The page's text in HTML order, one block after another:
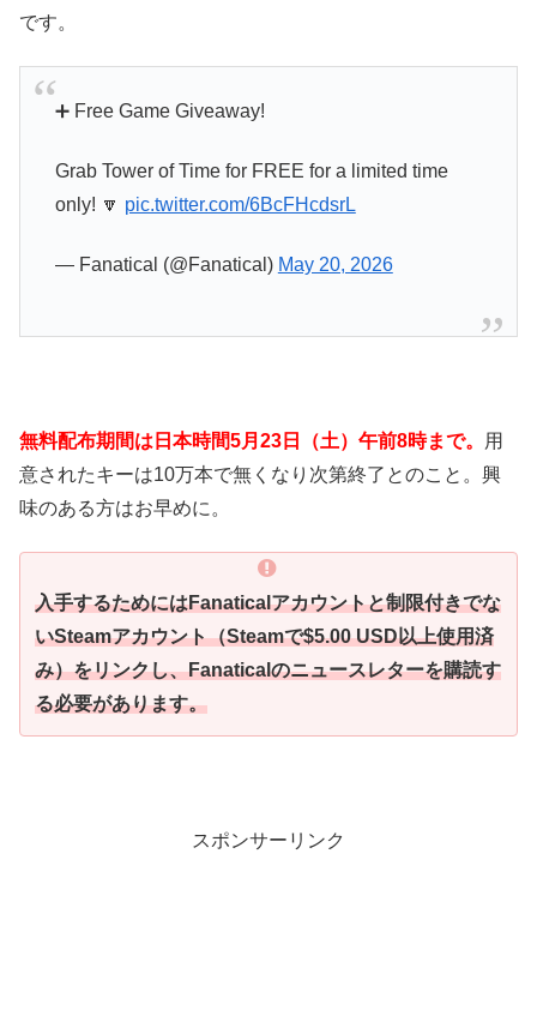
です。
➕ Free Game Giveaway!
Grab Tower of Time for FREE for a limited time
only! 🔽 pic.twitter.com/6BcFHcdsrL
— Fanatical (@Fanatical) May 20, 2026
無料配布期間は日本時間5月23日（土）午前8時まで。
用
意されたキーは10万本で無くなり次第終了とのこと。興
味のある方はお早めに。
入手するためにはFanaticalアカウントと制限付きでな
いSteamアカウント（Steamで$5.00 USD以上使用済
み）をリンクし、Fanaticalのニュースレターを購読す
る必要があります。
スポンサーリンク